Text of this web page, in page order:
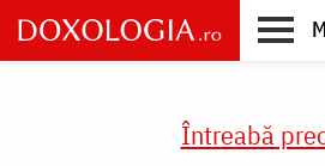
Skip
to
main
Întreabă